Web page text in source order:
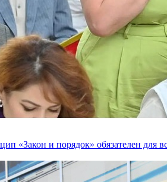
«Закон и порядок» обязателен для